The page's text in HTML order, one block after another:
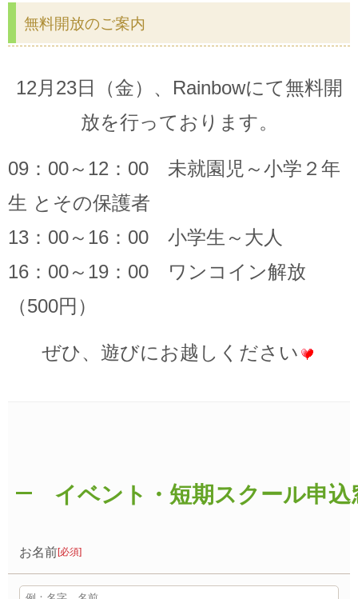
無料開放のご案内
12月23日（金）、Rainbowにて無料開
放を行っております。
09：00～12：00 未就園児～小学２年
生 とその保護者
13：00～16：00 小学生～大人
16：00～19：00 ワンコイン解放
（500円）
ぜひ、遊びにお越しください
イベント・短期スクール申
お名前[必須]